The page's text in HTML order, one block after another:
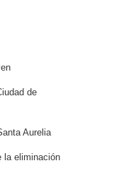
de
Aurelia
la eliminación